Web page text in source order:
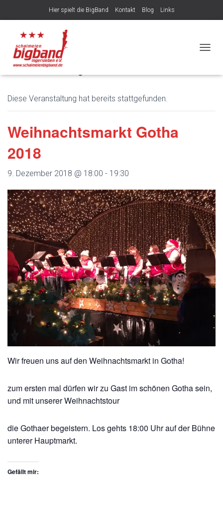
Hier spielt die BigBand Kontakt Blog Links
Veröffentlicht von
« Alle Veranstaltungen
Diese Veranstaltung hat bereits stattgefunden.
Weihnachtsmarkt Gotha
2018
9. Dezember 2018 @ 18:00 - 19:30
Wir freuen uns auf den Weihnachtsmarkt in Gotha!
zum ersten mal dürfen wir zu Gast im schönen Gotha sein,
und mit unserer Weihnachtstour
die Gothaer begeistern. Los gehts 18:00 Uhr auf der Bühne
unterer Hauptmarkt.
Gefällt mir: